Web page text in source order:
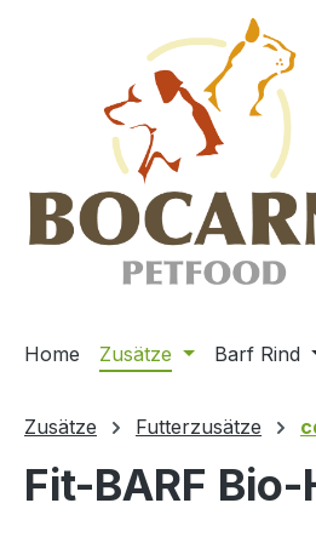
Zur Hauptnavigation springen
Home Zusätze Barf Rind
Zusätze Futterzusätze
Fit-BARF